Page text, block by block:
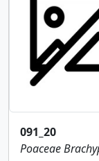
091_20
Poaceae